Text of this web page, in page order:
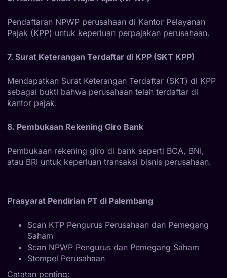
Pendaftaran NPWP perusahaan di Kantor Pelayanan
Pajak (KPP) untuk keperluan perpajakan perusahaan.
7. Surat Keterangan Terdaftar di KPP (SKT KPP)
Mendapatkan Surat Keterangan Terdaftar (SKT) di KPP
sebagai bukti bahwa perusahaan telah terdaftar di
kantor pajak.
8. Pembukaan Rekening Giro Bank
Pembukaan rekening giro di bank seperti BCA, BNI,
atau BRI untuk keperluan transaksi bisnis perusahaan.
Prasyarat Pendirian PT di Palembang
Scan KTP Pengurus Perusahaan dan Pemegang
Saham
Scan NPWP Pengurus dan Pemegang Saham
Stempel Perusahaan
Catatan penting: